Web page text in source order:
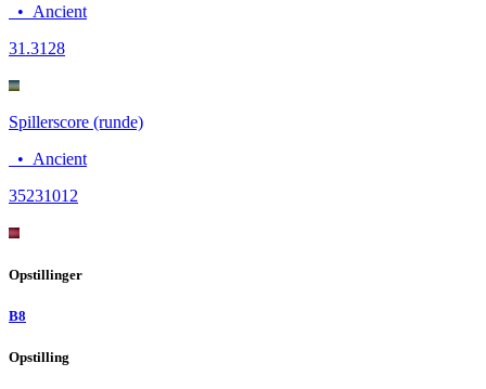
• Ancient
31.3128
Spillerscore (runde)
• Ancient
35231012
Opstillinger
B8
Opstilling